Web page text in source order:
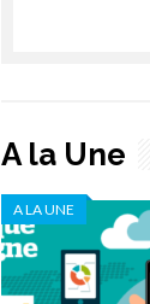
A la Une
A LA UNE